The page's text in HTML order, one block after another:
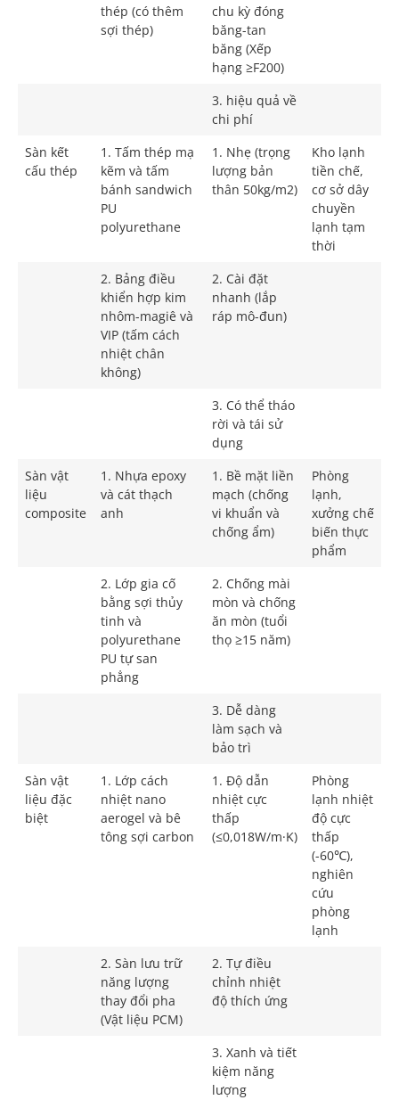
thép (có thêm
sợi thép)
chu kỳ đóng
băng-tan
băng (Xếp
hạng ≥F200)
3. hiệu quả về
chi phí
Sàn kết
cấu thép
1. Tấm thép mạ
kẽm và tấm
bánh sandwich
PU
polyurethane
1. Nhẹ (trọng
lượng bản
thân 50kg/m2)
Kho lạnh
tiền chế,
cơ sở dây
chuyền
lạnh tạm
thời
2. Bảng điều
khiển hợp kim
nhôm-magiê và
VIP (tấm cách
nhiệt chân
không)
2. Cài đặt
nhanh (lắp
ráp mô-đun)
3. Có thể tháo
rời và tái sử
dụng
Sàn vật
liệu
composite
1. Nhựa epoxy
và cát thạch
anh
1. Bề mặt liền
mạch (chống
vi khuẩn và
chống ẩm)
Phòng
lạnh,
xưởng chế
biến thực
phẩm
2. Lớp gia cố
bằng sợi thủy
tinh và
polyurethane
PU tự san
phẳng
2. Chống mài
mòn và chống
ăn mòn (tuổi
thọ ≥15 năm)
3. Dễ dàng
làm sạch và
bảo trì
Sàn vật
liệu đặc
biệt
1. Lớp cách
nhiệt nano
aerogel và bê
tông sợi carbon
1. Độ dẫn
nhiệt cực
thấp
(≤0,018W/m·K)
Phòng
lạnh nhiệt
độ cực
thấp
(-60℃),
nghiên
cứu
phòng
lạnh
2. Sàn lưu trữ
năng lượng
thay đổi pha
(Vật liệu PCM)
2. Tự điều
chỉnh nhiệt
độ thích ứng
3. Xanh và tiết
kiệm năng
lượng